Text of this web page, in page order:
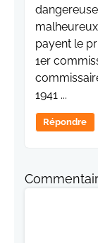
payent le
1er
1941 ...
Répondre